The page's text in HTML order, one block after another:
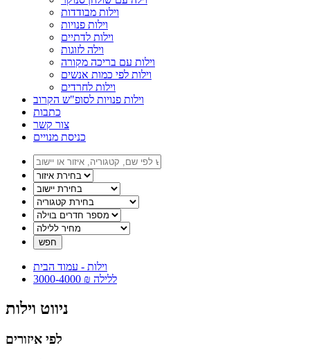
וילות מבודדות
וילות פנויות
וילות לדתיים
וילה לזוגות
וילות עם בריכה מקורה
וילות לפי כמות אנשים
וילות לחרדים
וילות פנויות לסופ"ש הקרוב
כתבות
צור קשר
כניסת מנויים
וילות - עמוד הבית
3000-4000 ₪ ללילה
ניווט וילות
לפי איזורים